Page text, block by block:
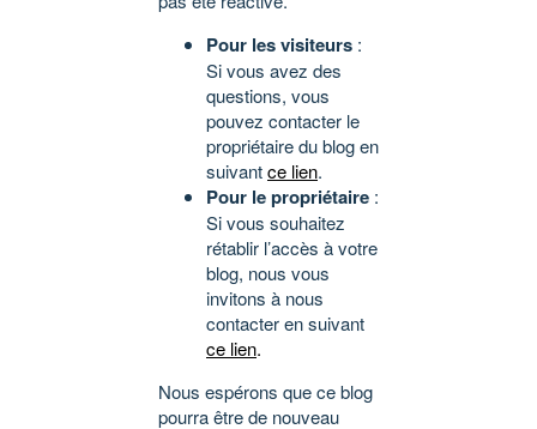
Pour les visiteurs :
Si vous avez des
questions, vous
pouvez contacter le
propriétaire du blog en
suivantce lien.
Pour le propriétaire :
Si vous souhaitez
rétablir l’accès à votre
blog, nous vous
invitons à nous
contacter en suivant
ce lien.
Nous espérons que ce blog
pourra être de nouveau